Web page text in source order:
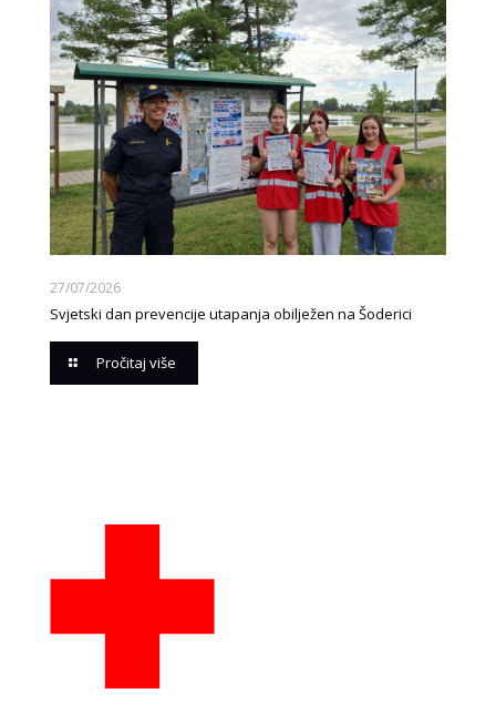
27/07/2026
Svjetski dan prevencije utapanja obilježen na Šoderici
Pročitaj više